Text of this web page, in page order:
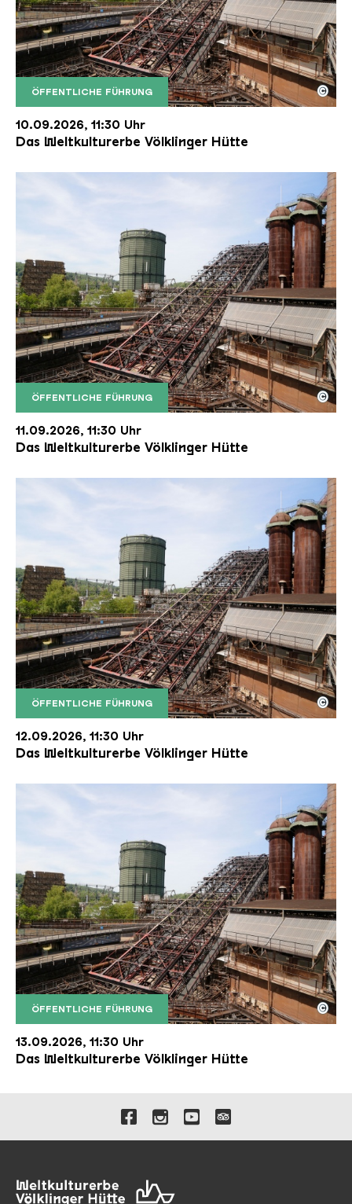
ÖFFENTLICHE FÜHRUNG
Der Erzschrägaufzug der Völklinger Hütte mit
Copyright: Weltkulturerbe Völklinger Hütte | Karl
©
10.09.2026, 11:30 Uhr
Das Weltkulturerbe Völklinger Hütte
ÖFFENTLICHE FÜHRUNG
Der Erzschrägaufzug der Völklinger Hütte mit
Copyright: Weltkulturerbe Völklinger Hütte | Karl
©
11.09.2026, 11:30 Uhr
Das Weltkulturerbe Völklinger Hütte
ÖFFENTLICHE FÜHRUNG
Der Erzschrägaufzug der Völklinger Hütte mit
Copyright: Weltkulturerbe Völklinger Hütte | Karl
©
12.09.2026, 11:30 Uhr
Das Weltkulturerbe Völklinger Hütte
ÖFFENTLICHE FÜHRUNG
Der Erzschrägaufzug der Völklinger Hütte mit
Copyright: Weltkulturerbe Völklinger Hütte | Karl
©
13.09.2026, 11:30 Uhr
Das Weltkulturerbe Völklinger Hütte
Verlinkungen zu unseren